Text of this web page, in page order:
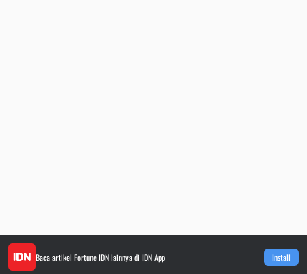
Baca artikel Fortune IDNlainnya di IDN App Install